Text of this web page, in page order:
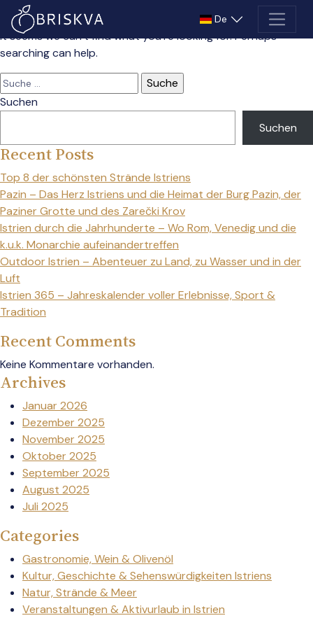
De
Nothing Found
It seems we can’t find what you’re looking for. Perhaps
searching can help.
Suche
nach:
Suchen
Suchen
Recent Posts
Top 8 der schönsten Strände Istriens
Pazin – Das Herz Istriens und die Heimat der Burg Pazin, der
Paziner Grotte und des Zarečki Krov
Istrien durch die Jahrhunderte – Wo Rom, Venedig und die
k.u.k. Monarchie aufeinandertreffen
Outdoor Istrien – Abenteuer zu Land, zu Wasser und in der
Luft
Istrien 365 – Jahreskalender voller Erlebnisse, Sport &
Tradition
Recent Comments
Keine Kommentare vorhanden.
Archives
Januar 2026
Dezember 2025
November 2025
Oktober 2025
September 2025
August 2025
Juli 2025
Categories
Gastronomie, Wein & Olivenöl
Kultur, Geschichte & Sehenswürdigkeiten Istriens
Natur, Strände & Meer
Veranstaltungen & Aktivurlaub in Istrien